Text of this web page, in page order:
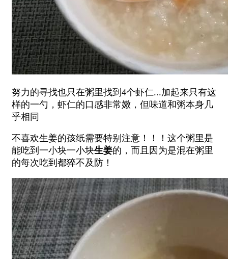
努力的寻找也只在粥里找到4个虾仁...加起来只有这
样的一勺，虾仁的口感非常嫩，但味道和粥本身几
乎相同
不喜欢生姜的孩纸需要特别注意！！！这个粥里是
能吃到一小块一小块生姜的，而且因为是混在粥里
的每次吃到都猝不及防！